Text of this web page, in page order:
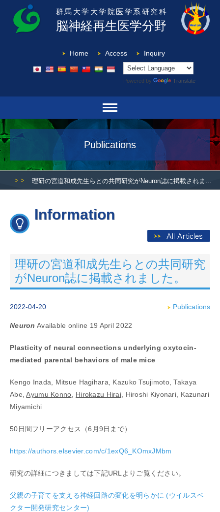
群馬大学大学院医学系研究科
脳神経再生医学分野
Home Access Inquiry
Powered by Translate
Publications
> > 理研の宮道和成先生らとの共同研究がNeuron誌に掲載されました。
Information
理研の宮道和成先生らとの共同研究
がNeuron誌に掲載されました。
2022-04-20 Publications
Neuron Available online 19 April 2022
Plasticity of neural connections underlying oxytocin-
mediated parental behaviors of male mice
Kengo Inada, Mitsue Hagihara, Kazuko Tsujimoto, Takaya
Abe,Ayumu Konno Hirokazu Hirai, Hiroshi Kiyonari, Kazunari
Miyamichi
50日間フリーアクセス（6月9日まで）
https://authors.elsevier.com/c/1exQ6_KOmxJMbm
研究の詳細につきましては下記URLよりご覧ください。
父親の子育てを支える神経回路の変化を明らかに (ウイルスベ
クター開発研究センター)